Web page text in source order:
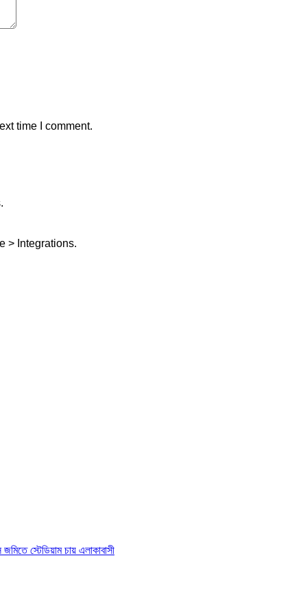
time I comment.
> Integrations.
স্টেডিয়াম চায় এলাকাবাসী